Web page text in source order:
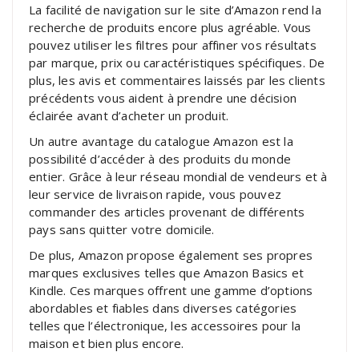
La facilité de navigation sur le site d’Amazon rend la
recherche de produits encore plus agréable. Vous
pouvez utiliser les filtres pour affiner vos résultats
par marque, prix ou caractéristiques spécifiques. De
plus, les avis et commentaires laissés par les clients
précédents vous aident à prendre une décision
éclairée avant d’acheter un produit.
Un autre avantage du catalogue Amazon est la
possibilité d’accéder à des produits du monde
entier. Grâce à leur réseau mondial de vendeurs et à
leur service de livraison rapide, vous pouvez
commander des articles provenant de différents
pays sans quitter votre domicile.
De plus, Amazon propose également ses propres
marques exclusives telles que Amazon Basics et
Kindle. Ces marques offrent une gamme d’options
abordables et fiables dans diverses catégories
telles que l’électronique, les accessoires pour la
maison et bien plus encore.